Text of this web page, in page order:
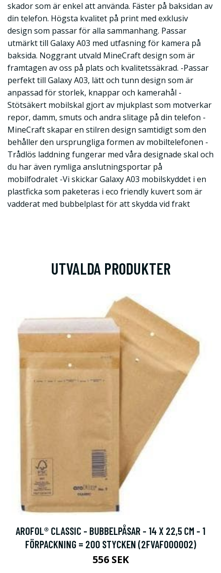
skador som är enkel att använda. Fäster på baksidan av
din telefon. Högsta kvalitet på print med exklusiv
design som passar för alla sammanhang. Passar
utmärkt till Galaxy A03 med utfasning för kamera på
baksida. Noggrant utvald MineCraft design som är
framtagen av oss på plats och kvalitetssäkrad. -Passar
perfekt till Galaxy A03, lätt och tunn design som är
anpassad för storlek, knappar och kamerahål -
Stötsäkert mobilskal gjort av mjukplast som motverkar
repor, damm, smuts och andra slitage på din telefon -
MineCraft skapar en stilren design samtidigt som den
behåller den ursprungliga formen av mobiltelefonen -
Trådlös laddning fungerar med våra designade skal och
du har även rymliga anslutningsportar på
mobilfodralet -Vi skickar Galaxy A03 mobilskyddet i en
plastficka som paketeras i eco friendly kuvert som är
vadderat med bubbelplast för att skydda vid frakt
UTVALDA PRODUKTER
AROFOL® CLASSIC - BUBBELPÅSAR - 14 X 22,5 CM - 1
FÖRPACKNING = 200 STYCKEN (2FVAF000002)
556 SEK